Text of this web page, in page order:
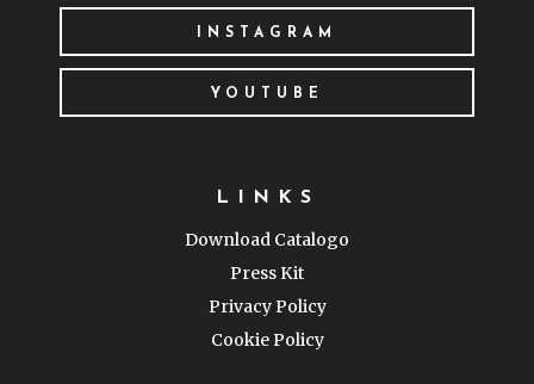
INSTAGRAM
YOUTUBE
LINKS
Download Catalogo
Press Kit
Privacy Policy
Cookie Policy